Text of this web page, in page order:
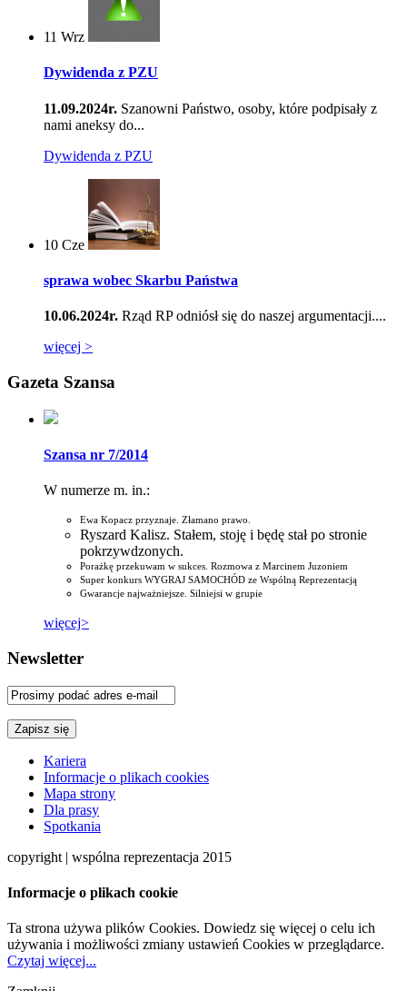
11 Wrz
Dywidenda z PZU
11.09.2024r. Szanowni Państwo, osoby, które podpisały z
nami aneksy do...
Dywidenda z PZU
10 Cze
sprawa wobec Skarbu Państwa
10.06.2024r. Rząd RP odniósł się do naszej argumentacji....
więcej >
Gazeta Szansa
Szansa nr 7/2014
W numerze m. in.:
Ewa Kopacz przyznaje. Złamano prawo.
Ryszard Kalisz. Stałem, stoję i będę stał po stronie
pokrzywdzonych.
Porażkę przekuwam w sukces. Rozmowa z Marcinem Juzoniem
Super konkurs WYGRAJ SAMOCHÓD ze Wspólną Reprezentacją
Gwarancje najważniejsze. Silniejsi w grupie
więcej>
Newsletter
Kariera
Informacje o plikach cookies
Mapa strony
Dla prasy
Spotkania
copyright | wspólna reprezentacja 2015
Informacje o plikach cookie
Ta strona używa plików Cookies. Dowiedz się więcej o celu ich
używania i możliwości zmiany ustawień Cookies w przeglądarce.
Czytaj więcej...